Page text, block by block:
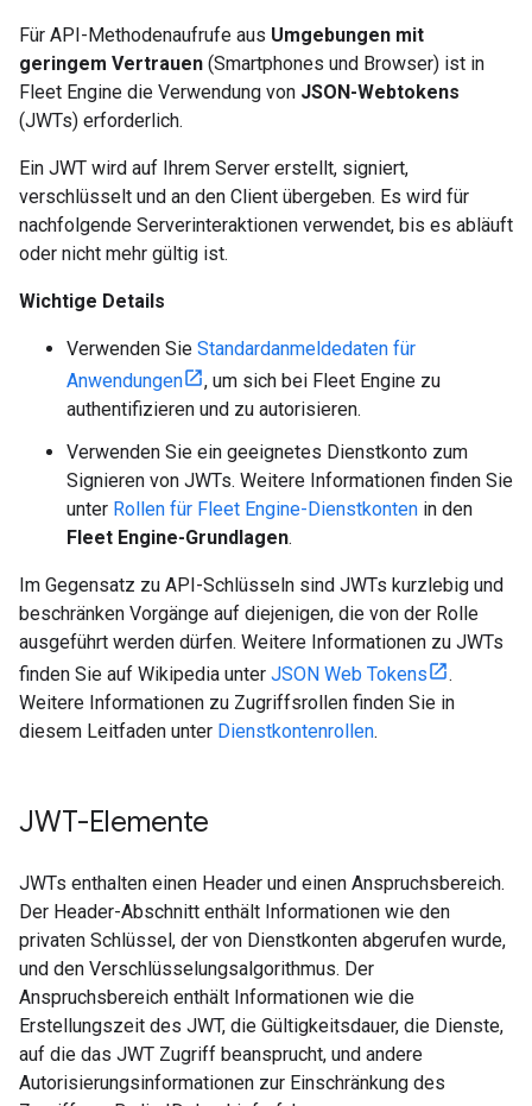
Für API-Methodenaufrufe aus Umgebungen mit
geringem Vertrauen (Smartphones und Browser) ist in
Fleet Engine die Verwendung von JSON-Webtokens
(JWTs) erforderlich.
Ein JWT wird auf Ihrem Server erstellt, signiert,
verschlüsselt und an den Client übergeben. Es wird für
nachfolgende Serverinteraktionen verwendet, bis es abläuft
oder nicht mehr gültig ist.
Wichtige Details
Verwenden Sie Standardanmeldedaten für
Anwendungen
, um sich bei Fleet Engine zu
authentifizieren und zu autorisieren.
Verwenden Sie ein geeignetes Dienstkonto zum
Signieren von JWTs. Weitere Informationen finden Sie
unter Rollen für Fleet Engine-Dienstkonten in den
Fleet Engine-Grundlagen.
Im Gegensatz zu API-Schlüsseln sind JWTs kurzlebig und
beschränken Vorgänge auf diejenigen, die von der Rolle
ausgeführt werden dürfen. Weitere Informationen zu JWTs
finden Sie auf Wikipedia unter JSON Web Tokens
.
Weitere Informationen zu Zugriffsrollen finden Sie in
diesem Leitfaden unter Dienstkontenrollen.
JWT-Elemente
JWTs enthalten einen Header und einen Anspruchsbereich.
Der Header-Abschnitt enthält Informationen wie den
privaten Schlüssel, der von Dienstkonten abgerufen wurde,
und den Verschlüsselungsalgorithmus. Der
Anspruchsbereich enthält Informationen wie die
Erstellungszeit des JWT, die Gültigkeitsdauer, die Dienste,
auf die das JWT Zugriff beansprucht, und andere
Autorisierungsinformationen zur Einschränkung des